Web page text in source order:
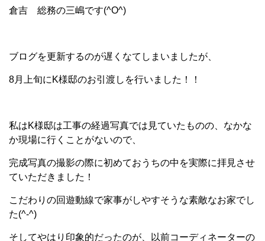
倉吉 総務の三嶋です(^O^)
ブログを更新するのが遅くなてしまいましたが、
8月上旬にK様邸のお引渡しを行いました！！
私はK様邸は工事の経過写真では見ていたものの、なかな
か現場に行くことがないので、
完成写真の撮影の際に初めておうちの中を実際に拝見させ
ていただきました！
こだわりの回遊動線で家事がしやすそうな素敵なお家でし
た(^-^)
そしてやはり印象的だったのが、以前コーディネーターの